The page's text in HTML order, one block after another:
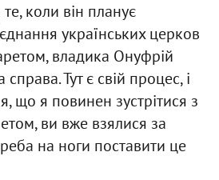
коли він планує
українських церков
владика Онуфрій
Тут є свій процес, і
що я повинен зустрітися з
ви вже взялися за
на ноги поставити це